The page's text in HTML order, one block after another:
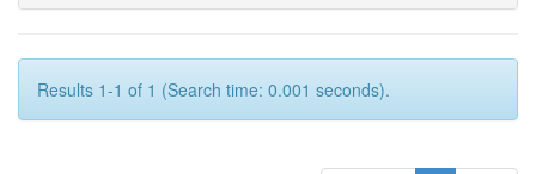
Results 1-1 of 1 (Search time: 0.001 seconds).